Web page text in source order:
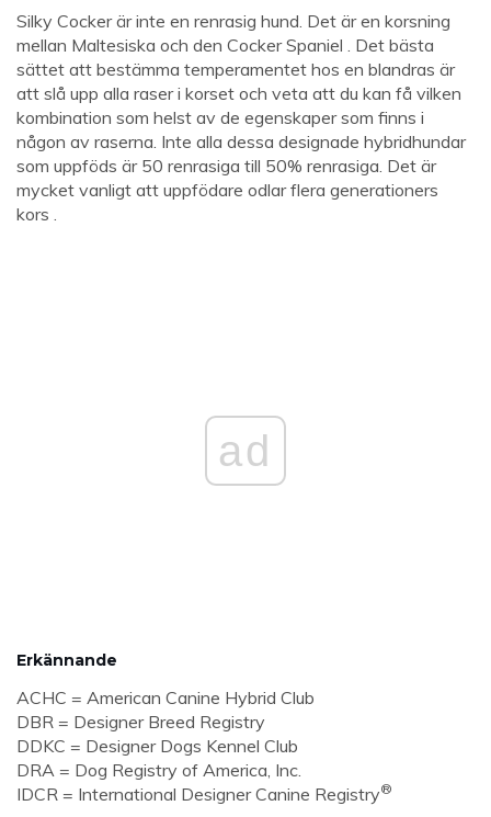
Silky Cocker är inte en renrasig hund. Det är en korsning
mellan Maltesiska och den Cocker Spaniel . Det bästa
sättet att bestämma temperamentet hos en blandras är
att slå upp alla raser i korset och veta att du kan få vilken
kombination som helst av de egenskaper som finns i
någon av raserna. Inte alla dessa designade hybridhundar
som uppföds är 50 renrasiga till 50% renrasiga. Det är
mycket vanligt att uppfödare odlar flera generationers
kors .
ad
Erkännande
ACHC = American Canine Hybrid Club
DBR = Designer Breed Registry
DDKC = Designer Dogs Kennel Club
DRA = Dog Registry of America, Inc.
IDCR = International Designer Canine Registry®